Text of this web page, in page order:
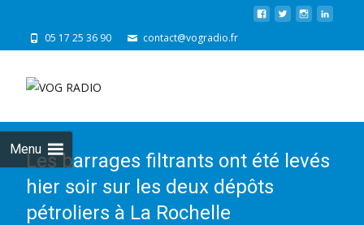
05 17 25 36 90 contact@vogradio.fr
Menu
Les barrages filtrants ont été levés
hier soir sur les deux dépôts
pétroliers à La Rochelle